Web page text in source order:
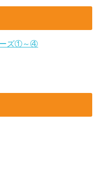
ーズ①～④